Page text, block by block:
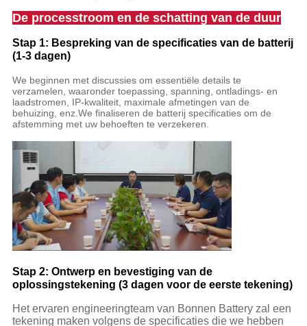
De processtroom en de schatting van de duur
Stap 1: Bespreking van de specificaties van de batterij
(1-3 dagen)
We beginnen met discussies om essentiële details te
verzamelen, waaronder toepassing, spanning, ontladings- en
laadstromen, IP-kwaliteit, maximale afmetingen van de
behuizing, enz.We finaliseren de batterij specificaties om de
afstemming met uw behoeften te verzekeren.
Stap 2: Ontwerp en bevestiging van de
oplossingstekening (3 dagen voor de eerste tekening)
Het ervaren engineeringteam van Bonnen Battery zal een
tekening maken volgens de specificaties die we hebben